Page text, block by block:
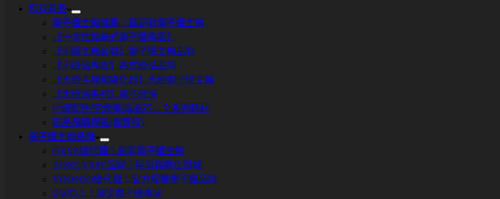
所有商品
電子煙主機推薦｜最新款電子煙主機
【一次性拋棄式電子煙專區】
【小煙主機套裝】電子煙主機品牌
【小煙油專區】各式煙油品牌
【大煙主機和霧化器】大煙電子煙主機
【大煙油系列】電子煙油
小煙配件/空煙彈/成品芯｜全系列耗材
新品預購專區(需等待)
電子煙主機品牌
OXVA總代理｜創新電子煙主機
AONE VAPE品牌｜時尚與霧化領域
VOOPOO總代理｜官方授權電子煙品牌
UWELL｜頂尖電子煙專家